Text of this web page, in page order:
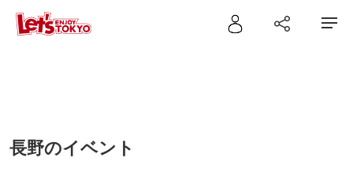
長野のイベント